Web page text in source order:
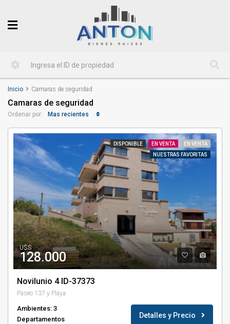
Inicio Camaras de seguridad
Camaras de seguridad
Ordenar por: Mas recientes
DISPONIBLE EN VENTA
EN VENTA
NUESTRAS FAVORITAS
U$S
128.000
Novilunio 4 ID-37373
Paseo 137 y Playa
Ambientes: 3
Departamentos
Detalles y Precio